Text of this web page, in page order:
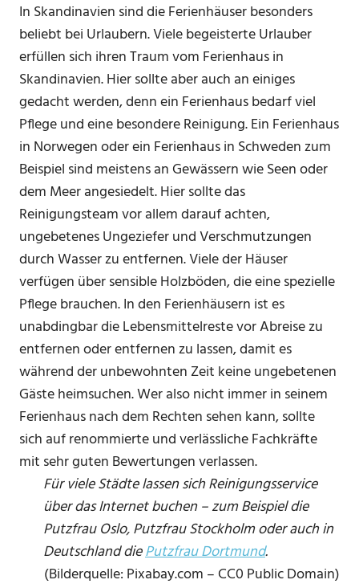
In Skandinavien sind die Ferienhäuser besonders
beliebt bei Urlaubern. Viele begeisterte Urlauber
erfüllen sich ihren Traum vom Ferienhaus in
Skandinavien. Hier sollte aber auch an einiges
gedacht werden, denn ein Ferienhaus bedarf viel
Pflege und eine besondere Reinigung. Ein Ferienhaus
in Norwegen oder ein Ferienhaus in Schweden zum
Beispiel sind meistens an Gewässern wie Seen oder
dem Meer angesiedelt. Hier sollte das
Reinigungsteam vor allem darauf achten,
ungebetenes Ungeziefer und Verschmutzungen
durch Wasser zu entfernen. Viele der Häuser
verfügen über sensible Holzböden, die eine spezielle
Pflege brauchen. In den Ferienhäusern ist es
unabdingbar die Lebensmittelreste vor Abreise zu
entfernen oder entfernen zu lassen, damit es
während der unbewohnten Zeit keine ungebetenen
Gäste heimsuchen. Wer also nicht immer in seinem
Ferienhaus nach dem Rechten sehen kann, sollte
sich auf renommierte und verlässliche Fachkräfte
mit sehr guten Bewertungen verlassen.
Für viele Städte lassen sich Reinigungsservice
über das Internet buchen – zum Beispiel die
Putzfrau Oslo, Putzfrau Stockholm oder auch in
Deutschland diePutzfrau Dortmund.
(Bilderquelle: Pixabay.com – CC0 Public Domain)